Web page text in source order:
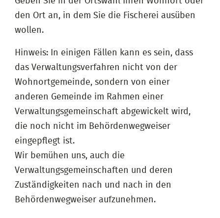
den Ort an, in dem Sie die Fischerei ausüben
wollen.
Hinweis: In einigen Fällen kann es sein, dass
das Verwaltungsverfahren nicht von der
Wohnortgemeinde, sondern von einer
anderen Gemeinde im Rahmen einer
Verwaltungsgemeinschaft abgewickelt wird,
die noch nicht im Behördenwegweiser
eingepflegt ist.
Wir bemühen uns, auch die
Verwaltungsgemeinschaften und deren
Zuständigkeiten nach und nach in den
Behördenwegweiser aufzunehmen.